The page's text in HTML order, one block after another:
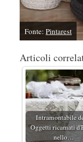
Fonte: Pintarest
Articoli
Intramontabile
Oggetti ricamati
nello…